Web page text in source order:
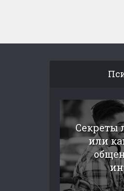
Секреты
или